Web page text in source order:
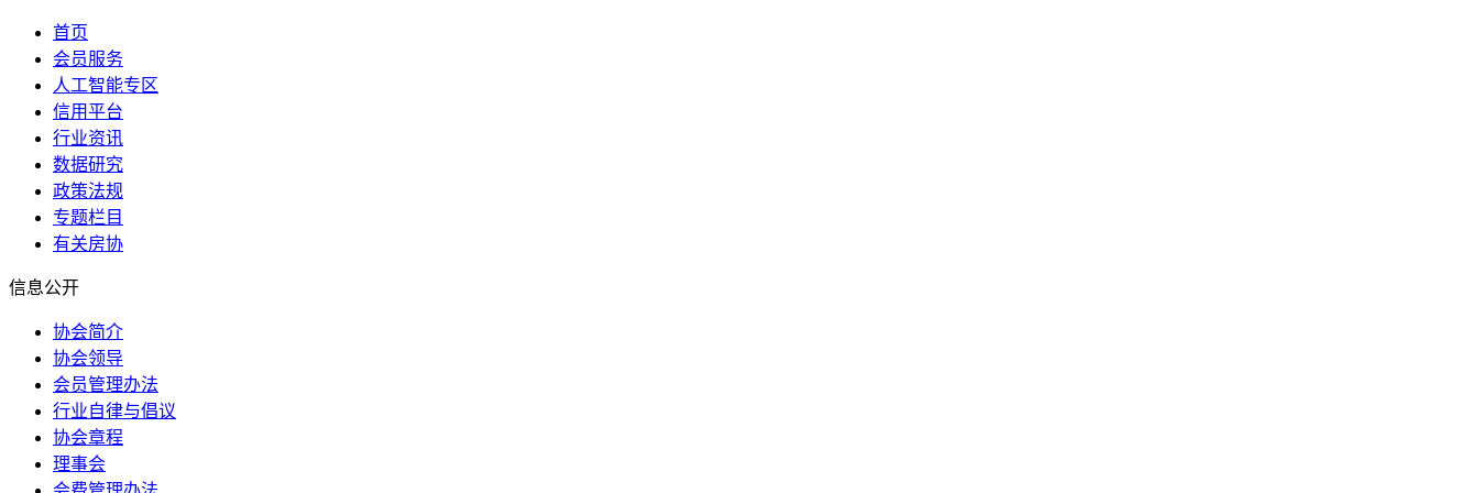
首页
会员服务
人工智能专区
信用平台
行业资讯
数据研究
政策法规
专题栏目
有关房协
信息公开
协会简介
协会领导
会员管理办法
行业自律与倡议
协会章程
理事会